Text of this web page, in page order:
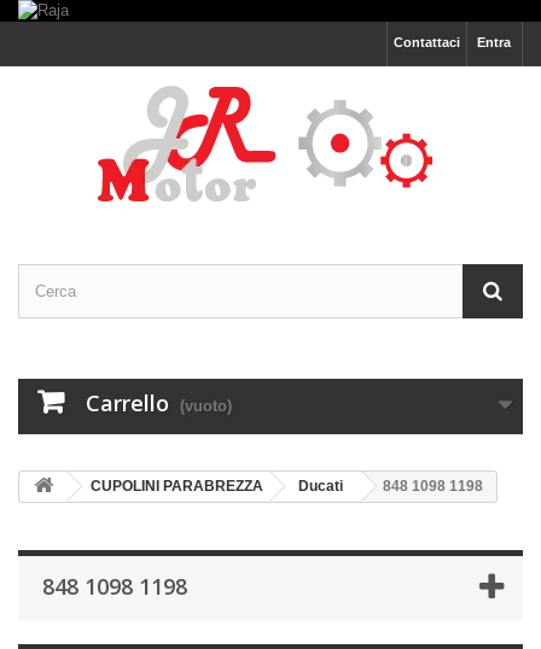
Entra
Contattaci
Carrello (vuoto)
CUPOLINI PARABREZZA Ducati 848 1098 1198
848 1098 1198